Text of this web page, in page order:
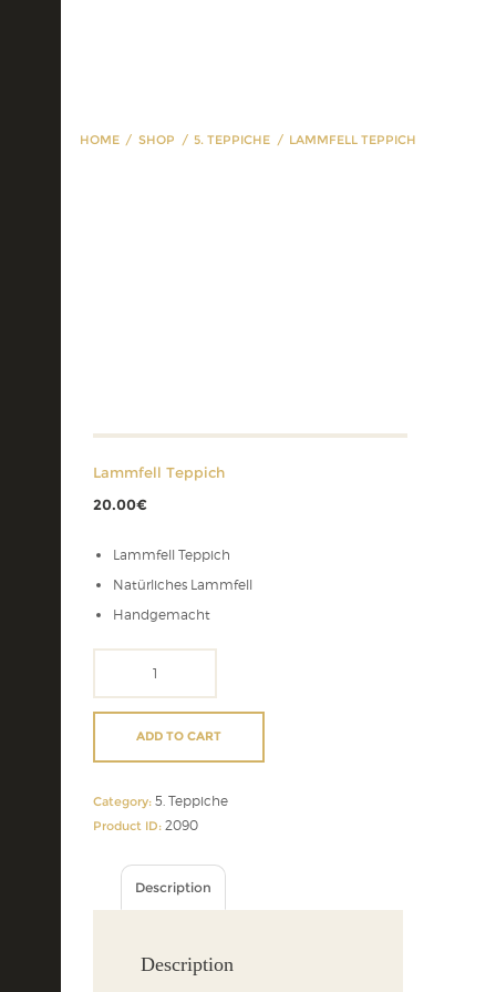
HOME SHOP 5. TEPPICHE LAMMFELL TEPPICH
Lammfell Teppich
20.00€
Lammfell Teppich
Natürliches Lammfell
Handgemacht
quantity
ADD TO CART
Category: 5. Teppiche
Product ID: 2090
Description
Description